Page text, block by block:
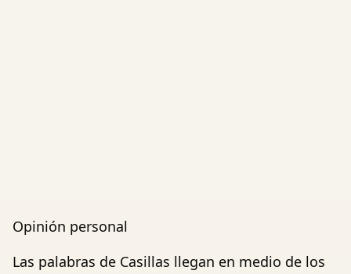
Opinión personal
Las palabras de Casillas llegan en medio de los